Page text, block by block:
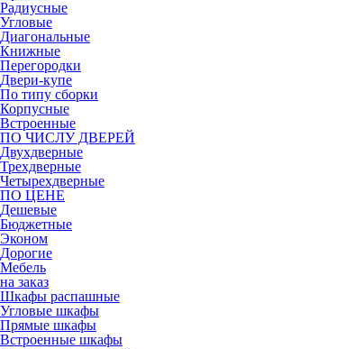
Радиусные
Угловые
Диагональные
Книжные
Перегородки
Двери-купе
По типу сборки
Корпусные
Встроенные
ПО ЧИСЛУ ДВЕРЕЙ
Двухдверные
Трехдверные
Четырехдверные
ПО ЦЕНЕ
Дешевые
Бюджетные
Эконом
Дорогие
Мебель
на заказ
Шкафы распашные
Угловые шкафы
Прямые шкафы
Встроенные шкафы